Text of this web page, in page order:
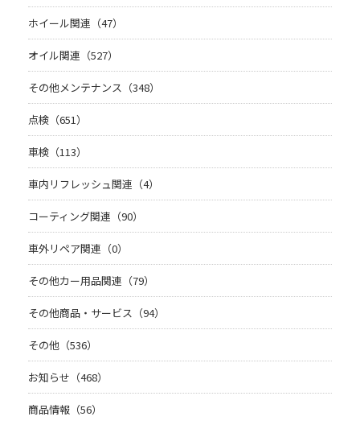
ホイール関連（47）
オイル関連（527）
その他メンテナンス（348）
点検（651）
車検（113）
車内リフレッシュ関連（4）
コーティング関連（90）
車外リペア関連（0）
その他カー用品関連（79）
その他商品・サービス（94）
その他（536）
お知らせ（468）
商品情報（56）